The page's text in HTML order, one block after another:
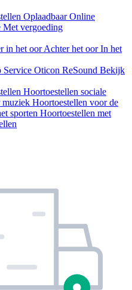
OplaadbaarOnline
Met vergoeding
in het oorAchter het oorIn het
Service Oticon ReSound Bekijk
Hoortoestellen sociale
muziek Hoortoestellen voor de
sporten Hoortoestellen met